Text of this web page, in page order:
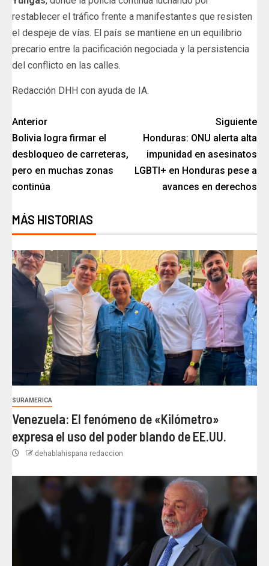
restablecer el tráfico frente a manifestantes que resisten
el despeje de vías. El país se mantiene en un equilibrio
precario entre la pacificación negociada y la persistencia
del conflicto en las calles.
Redacción DHH con ayuda de IA.
Anterior
Bolivia logra firmar el
desbloqueo de carreteras,
pero en muchas zonas
continúa
Siguiente
Honduras: ONU alerta alta
impunidad en asesinatos
LGBTI+ en Honduras pese a
avances en derechos
MÁS HISTORIAS
SURAMERICA
Venezuela: El fenómeno de «Kilómetro»
expresa el uso del poder blando de EE.UU.
dehablahispana redaccion